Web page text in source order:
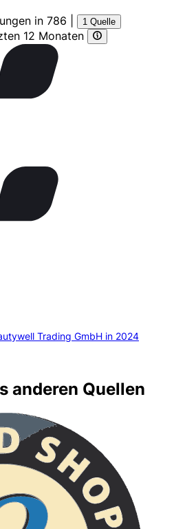
in 786 1 Quelle
12 Monaten
Trading GmbH in 2024
anderen Quellen